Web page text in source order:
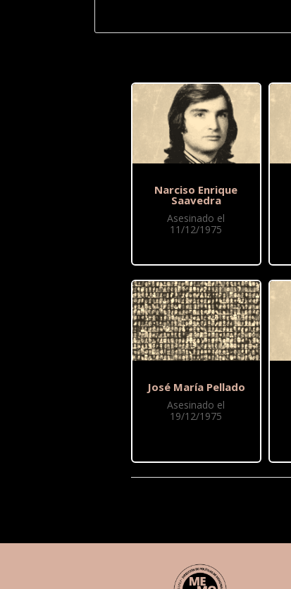
Narciso Enrique
Saavedra
Asesinado el
11/12/1975
José María Pellado
Asesinado el
19/12/1975